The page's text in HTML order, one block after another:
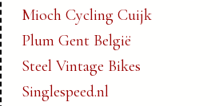
Mioch Cycling Cuijk
Plum Gent België
Steel Vintage Bikes
Singlespeed.nl